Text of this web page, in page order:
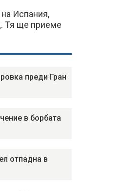
Испания,
Тя ще приеме
преди Гран
в борбата
отпадна в